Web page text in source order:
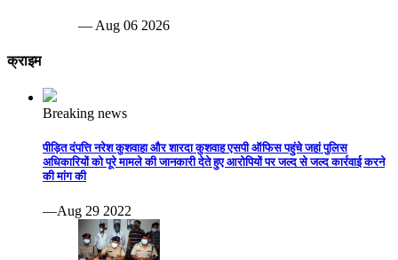
— Aug 06 2026
क्राइम
Breaking news
पीड़ित दंपत्ति नरेश कुशवाहा और शारदा कुशवाह एसपी ऑफिस पहुंचे जहां पुलिस
अधिकारियों को पूरे मामले की जानकारी देते हुए आरोपियों पर जल्द से जल्द कार्रवाई करने
की मांग की
—Aug 29 2022